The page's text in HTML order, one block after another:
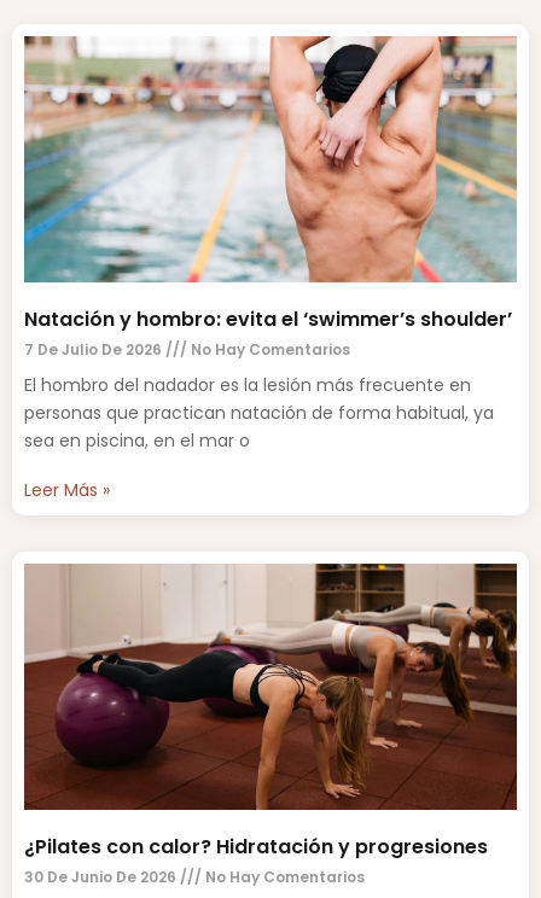
Natación y hombro: evita el ‘swimmer’s shoulder’
7 De Julio De 2026 No Hay Comentarios
El hombro del nadador es la lesión más frecuente en
personas que practican natación de forma habitual, ya
sea en piscina, en el mar o
Leer Más »
¿Pilates con calor? Hidratación y progresiones
30 De Junio De 2026 No Hay Comentarios